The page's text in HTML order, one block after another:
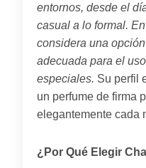
entornos, desde el
casual a lo formal.
considera una
adecuada para el
especiales. Su perfil
un perfume de firma
elegantemente cada
¿Por Qué Elegir